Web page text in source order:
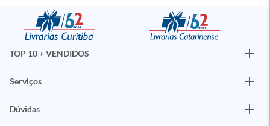
TOP 10 + VENDIDOS
Serviços
Dúvidas